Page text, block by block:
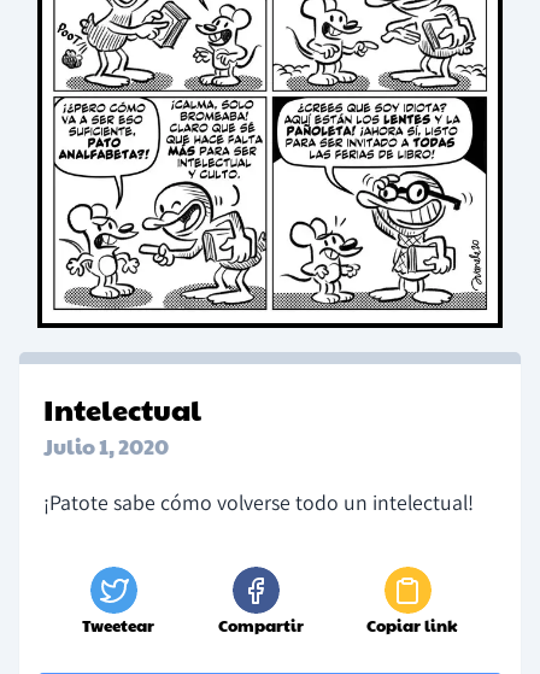
Intelectual
Julio 1, 2020
¡Patote sabe cómo volverse todo un intelectual!
Tweetear Compartir Copiar link